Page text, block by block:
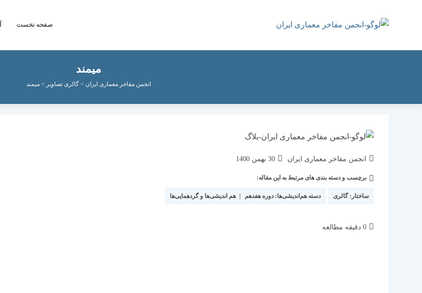
صفحه نخست
میمند
انجمن مفاخر معماری ایران >گالری تصاویر >میمند
نویسندهٔ
انجمن مفاخر معماری ایران
نوشته
شده
30 بهمن 1400
دسته‌برچسب و دسته بندی های مرتبط به این مقاله:
ساختار:گالری دسته هم‌اندیشی‌ها:دوره هفدهم هم اندیشی‌ها و گردهمایی‌ها
زمان
0 دقیقه مطالعه